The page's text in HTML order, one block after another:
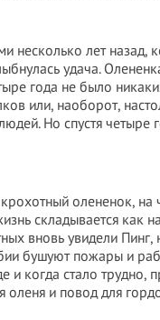
несколько лет назад,
удача.
года не было
или, наоборот,
Но спустя четыре
олененок,
складывается как
вновь увидели Пинг,
бушуют пожары и
когда стало трудно,
и повод для